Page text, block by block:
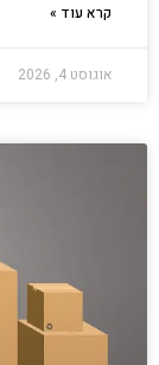
קרא עוד »
אוגוסט 4, 2026